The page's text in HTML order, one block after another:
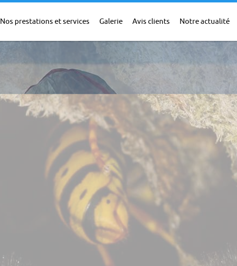
Nos prestations et services Galerie Avis clients Notre actualité